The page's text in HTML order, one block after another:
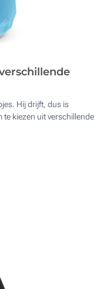
Hij drijft, dus is
kiezen uit verschillende